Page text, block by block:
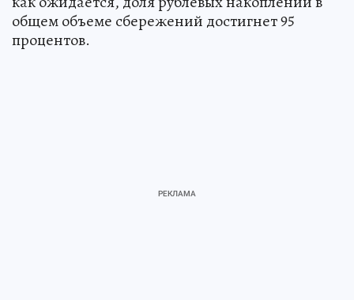
общем объеме сбережений достигнет 95
процентов.